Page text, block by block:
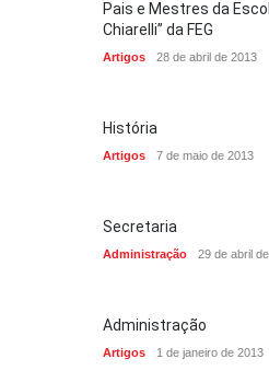
Pais e Mestres da
Chiarelli” da FEG
Artigos 28 de abril de 2013
História
Artigos 7 de maio de 2013
Secretaria
Administração 29 de abril
Administração
Artigos 1 de janeiro de 2013